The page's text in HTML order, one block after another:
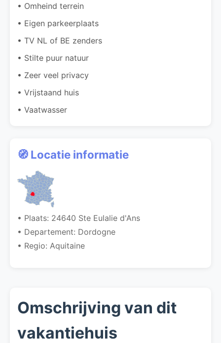
• Omheind terrein
• Eigen parkeerplaats
• TV NL of BE zenders
• Stilte puur natuur
• Zeer veel privacy
• Vrijstaand huis
• Vaatwasser
🧭 Locatie informatie
• Plaats: 24640 Ste Eulalie d'Ans
• Departement: Dordogne
• Regio: Aquitaine
Omschrijving van dit
vakantiehuis